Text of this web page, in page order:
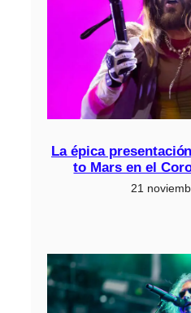
La épica
to Mars en el
21